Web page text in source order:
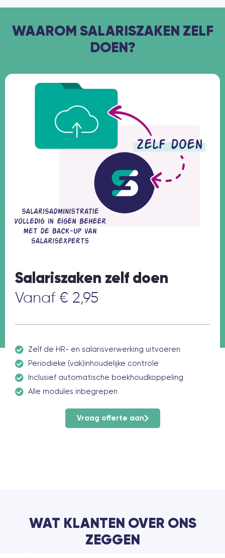
WAAROM SALARISZAKEN ZELF
DOEN?
Salariszaken zelf doen
Vanaf € 2,95
Zelf de HR- en salarisverwerking uitvoeren
Periodieke (vak)inhoudelijke controle
Inclusief automatische boekhoudkoppeling
Alle modules inbegrepen
Vraag offerte aan
WAT KLANTEN OVER ONS
ZEGGEN